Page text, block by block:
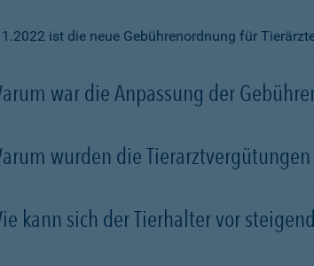
ist die neue Gebührenordnung für
war die Anpassung der
wurden die
kann sich der Tierhalter vor